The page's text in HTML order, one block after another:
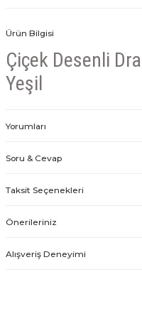
Ürün Bilgisi
Çiçek Desenli
Yeşil
Yorumları
Soru & Cevap
Taksit Seçenekleri
Önerileriniz
Alışveriş Deneyimi